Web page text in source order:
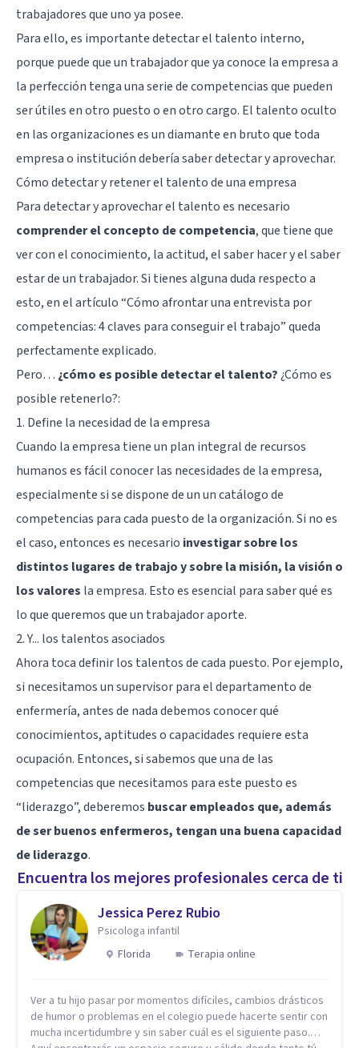
trabajadores que uno ya posee.
Para ello, es importante detectar el talento interno,
porque puede que un trabajador que ya conoce la empresa a
la perfección tenga una serie de competencias que pueden
ser útiles en otro puesto o en otro cargo. El talento oculto
en las organizaciones es un diamante en bruto que toda
empresa o institución debería saber detectar y aprovechar.
Cómo detectar y retener el talento de una empresa
Para detectar y aprovechar el talento es necesario
comprender el concepto de competencia, que tiene que
ver con el conocimiento, la actitud, el saber hacer y el saber
estar de un trabajador. Si tienes alguna duda respecto a
esto, en el artículo “Cómo afrontar una entrevista por
competencias: 4 claves para conseguir el trabajo” queda
perfectamente explicado.
Pero… ¿cómo es posible detectar el talento?¿Cómo es
posible retenerlo?:
1. Define la necesidad de la empresa
Cuando la empresa tiene un plan integral de recursos
humanos es fácil conocer las necesidades de la empresa,
especialmente si se dispone de un un catálogo de
competencias para cada puesto de la organización. Si no es
el caso, entonces es necesario investigar sobre los
distintos lugares de trabajo y sobre la misión, la visión o
los valores la empresa. Esto es esencial para saber qué es
lo que queremos que un trabajador aporte.
2. Y... los talentos asociados
Ahora toca definir los talentos de cada puesto. Por ejemplo,
si necesitamos un supervisor para el departamento de
enfermería, antes de nada debemos conocer qué
conocimientos, aptitudes o capacidades requiere esta
ocupación. Entonces, si sabemos que una de las
competencias que necesitamos para este puesto es
“liderazgo”, deberemos buscar empleados que, además
de ser buenos enfermeros, tengan una buena capacidad
de liderazgo.
Encuentra los mejores profesionales cerca de ti
Jessica Perez Rubio
Psicologa infantil
Florida
Terapia online
Ver a tu hijo pasar por momentos difíciles, cambios drásticos
de humor o problemas en el colegio puede hacerte sentir con
mucha incertidumbre y sin saber cuál es el siguiente paso.